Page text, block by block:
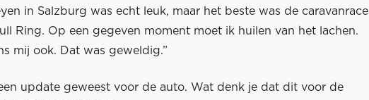
in Salzburg was echt leuk, maar het beste was de caravanrace
Ring. Op een gegeven moment moet ik huilen van het lachen.
mij ook. Dat was geweldig.”
update geweest voor de auto. Wat denk je dat dit voor de